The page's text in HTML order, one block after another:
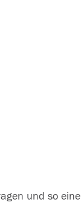
und so eine